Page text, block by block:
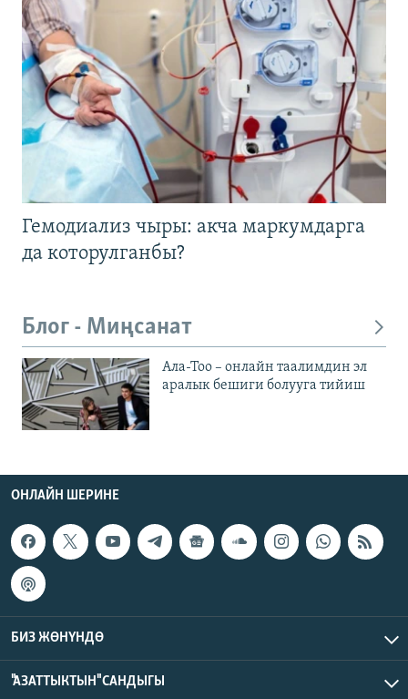
Гемодиализ чыры: акча маркумдарга
да которулганбы?
Блог - Миңсанат
Ала-Тоо – онлайн таалимдин эл
аралык бешиги болууга тийиш
ОНЛАЙН ШЕРИНЕ
БИЗ ЖӨНҮНДӨ
"АЗАТТЫКТЫН" САНДЫГЫ